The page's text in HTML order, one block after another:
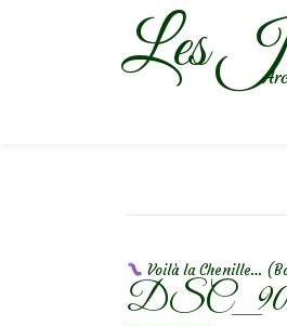
Les
Voilà la Chenille…